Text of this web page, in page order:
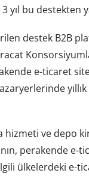
yıl bu destekten
destek B2B
e-ticaret
hizmeti ve depo
perakende e-
ülkelerdeki e-